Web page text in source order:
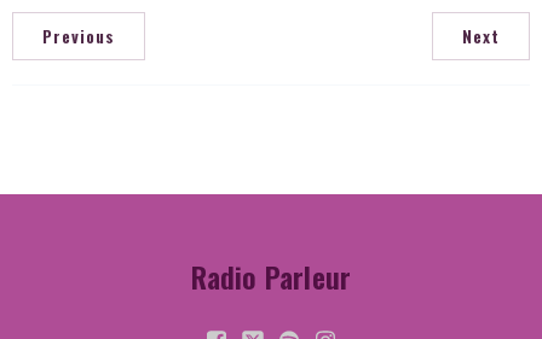
Previous Next
Radio Parleur